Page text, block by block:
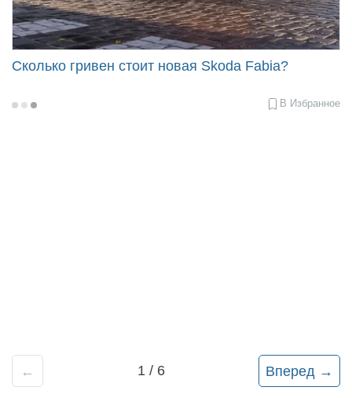
Сколько гривен стоит новая Skoda Fabia?
2022-
В Избранное
← 1 / 6 Вперед →